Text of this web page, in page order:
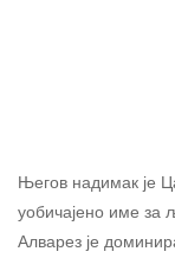
Његов надимак је
уобичајено име за
Алварез је